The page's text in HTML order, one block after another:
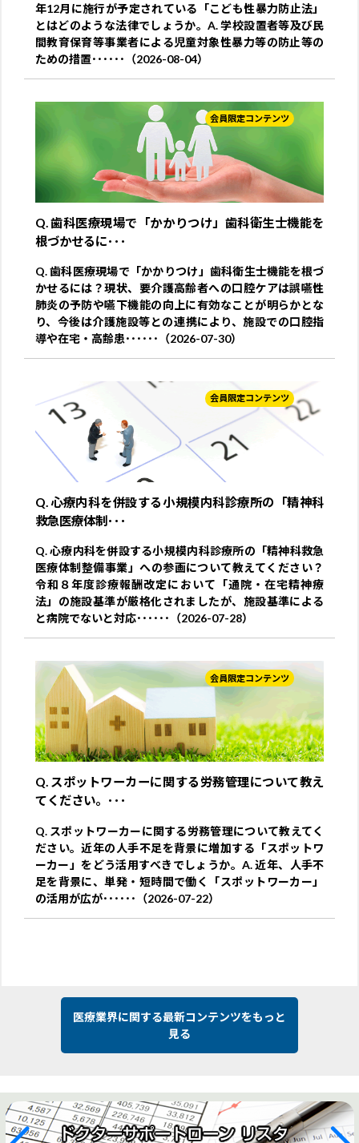
年12月に施行が予定されている「こども性暴力防止法」
とはどのような法律でしょうか。A. 学校設置者等及び民
間教育保育等事業者による児童対象性暴力等の防止等の
ための措置･･････（2026-08-04）
会員限定コンテンツ
Q. 歯科医療現場で「かかりつけ」歯科衛生士機能を
根づかせるに･･･
Q. 歯科医療現場で「かかりつけ」歯科衛生士機能を根づ
かせるには？現状、要介護高齢者への口腔ケアは誤嚥性
肺炎の予防や嚥下機能の向上に有効なことが明らかとな
り、今後は介護施設等との連携により、施設での口腔指
導や在宅・高齢患･･････（2026-07-30）
会員限定コンテンツ
Q. 心療内科を併設する小規模内科診療所の「精神科
救急医療体制･･･
Q. 心療内科を併設する小規模内科診療所の「精神科救急
医療体制整備事業」への参画について教えてください？
令和８年度診療報酬改定において「通院・在宅精神療
法」の施設基準が厳格化されましたが、施設基準による
と病院でないと対応･･････（2026-07-28）
会員限定コンテンツ
Q. スポットワーカーに関する労務管理について教え
てください。･･･
Q. スポットワーカーに関する労務管理について教えてく
ださい。近年の人手不足を背景に増加する「スポットワ
ーカー」をどう活用すべきでしょうか。A. 近年、人手不
足を背景に、単発・短時間で働く「スポットワーカー」
の活用が広が･･････（2026-07-22）
医療業界に関する最新コンテンツをもっと
見る